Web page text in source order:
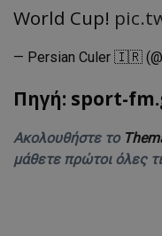
World Cup!
— Persian Culer 🇮🇷
Πηγή: sport-
Ακολουθήστε το
μάθετε πρώτοι όλες